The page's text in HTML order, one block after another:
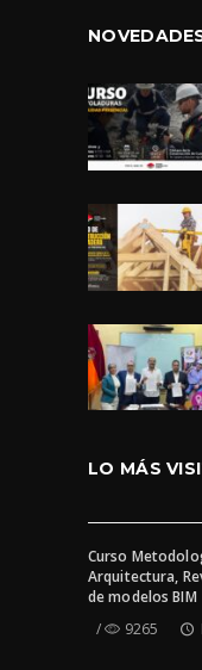
LO MÁS
Curso
Arquitectura,
de modelos BIM
9265